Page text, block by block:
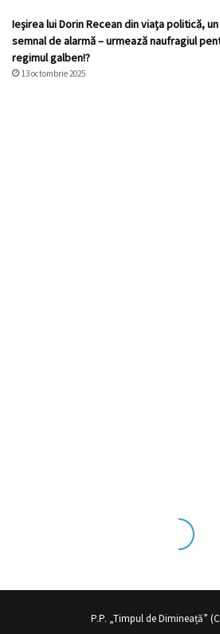
Ieșirea lui Dorin Recean din viața politică, un
semnal de alarmă – urmează naufragiul
regimul galben!?
13 octombrie 2025
ve üstsex izleseviye olduğu
P.P. „Timpul de Dimineață”